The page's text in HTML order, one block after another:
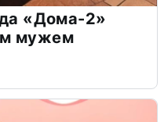
«Дома-2»
мужем